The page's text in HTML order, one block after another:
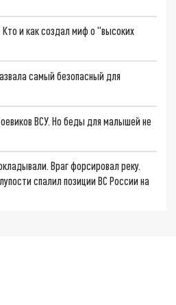
и как создал миф о "высоких
самый безопасный для
ВСУ. Но беды для малышей не
Враг форсировал реку.
спалил позиции ВС России на